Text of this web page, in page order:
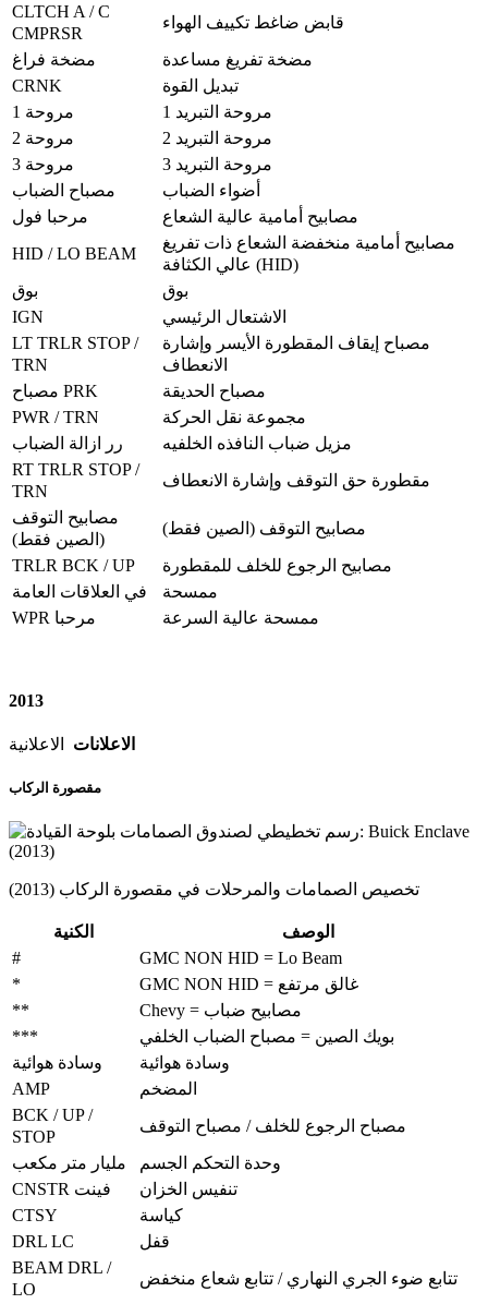
CLTCH A / C
CMPRSR
قابض ضاغط تكييف الهواء
مضخة فراغ
مضخة تفريغ مساعدة
CRNK
تبديل القوة
مروحة 1
مروحة التبريد 1
مروحة 2
مروحة التبريد 2
مروحة 3
مروحة التبريد 3
مصباح الضباب
أضواء الضباب
مرحبا فول
مصابيح أمامية عالية الشعاع
HID / LO BEAM
مصابيح أمامية منخفضة الشعاع ذات تفريغ
عالي الكثافة (HID)
بوق
بوق
IGN
الاشتعال الرئيسي
LT TRLR STOP /
TRN
مصباح إيقاف المقطورة الأيسر وإشارة
الانعطاف
مصباح PRK
مصباح الحديقة
PWR / TRN
مجموعة نقل الحركة
رر ازالة الضباب
مزيل ضباب النافذه الخلفيه
RT TRLR STOP /
TRN
مقطورة حق التوقف وإشارة الانعطاف
مصابيح التوقف
(الصين فقط)
مصابيح التوقف (الصين فقط)
TRLR BCK / UP
مصابيح الرجوع للخلف للمقطورة
في العلاقات العامة
ممسحة
WPR مرحبا
ممسحة عالية السرعة
2013
الاعلانات الاعلانية
مقصورة الركاب
تخصيص الصمامات والمرحلات في مقصورة الركاب (2013)
الكنية
الوصف
#
GMC NON HID = Lo Beam
*
GMC NON HID = غالق مرتفع
**
Chevy = مصابيح ضباب
***
بويك الصين = مصباح الضباب الخلفي
وسادة هوائية
وسادة هوائية
AMP
المضخم
BCK / UP /
STOP
مصباح الرجوع للخلف / مصباح التوقف
مليار متر مكعب
وحدة التحكم الجسم
CNSTR فينت
تنفيس الخزان
CTSY
كياسة
DRL LC
قفل
BEAM DRL /
LO
تتابع ضوء الجري النهاري / تتابع شعاع منخفض